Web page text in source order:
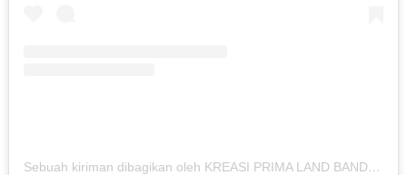
Sebuah kiriman dibagikan oleh KREASI PRIMA LAND BANDUNG (@kreasiland.bandung)